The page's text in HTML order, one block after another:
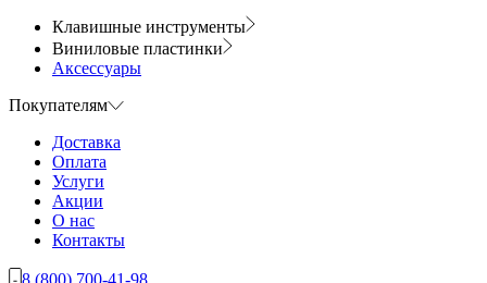
Клавишные инструменты
Виниловые пластинки
Аксессуары
Покупателям
Доставка
Оплата
Услуги
Акции
О нас
Контакты
8 (800) 700-41-98